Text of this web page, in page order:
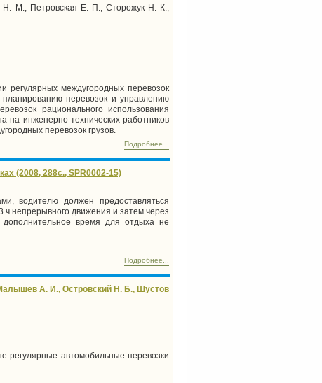
Н. М., Петровская Е. П., Сторожук Н. К.,
регулярных междугородных перевозок
перевозок и управлению
рационального использования
на инженерно-технических работников
перевозок грузов.
Подробнее...
(2008, 288с., SPR0002-15)
водителю должен предоставляться
непрерывного движения и затем через
время для отдыха не
Подробнее...
А. И., Островский Н. Б., Шустов
автомобильные перевозки